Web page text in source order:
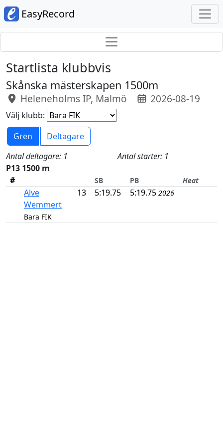
EasyRecord
Startlista klubbvis
Skånska mästerskapen 1500m
Heleneholms IP, Malmö 2026-08-19
Välj klubb:
Gren
Deltagare
Antal deltagare: 1
Antal starter: 1
P13 1500 m
#
SB PB Heat
Alve
Wemmert
Bara FIK
13 5:19.75 5:19.75 2026